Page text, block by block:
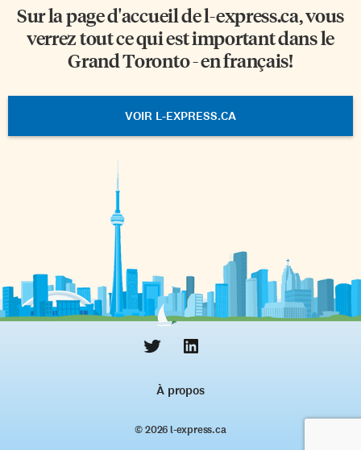
Sur la page d'accueil del-express.ca, vous
verrez tout ce qui est important dans le
Grand Toronto - en français!
VOIR L-EXPRESS.CA
À propos
© 2026 l‑express.ca